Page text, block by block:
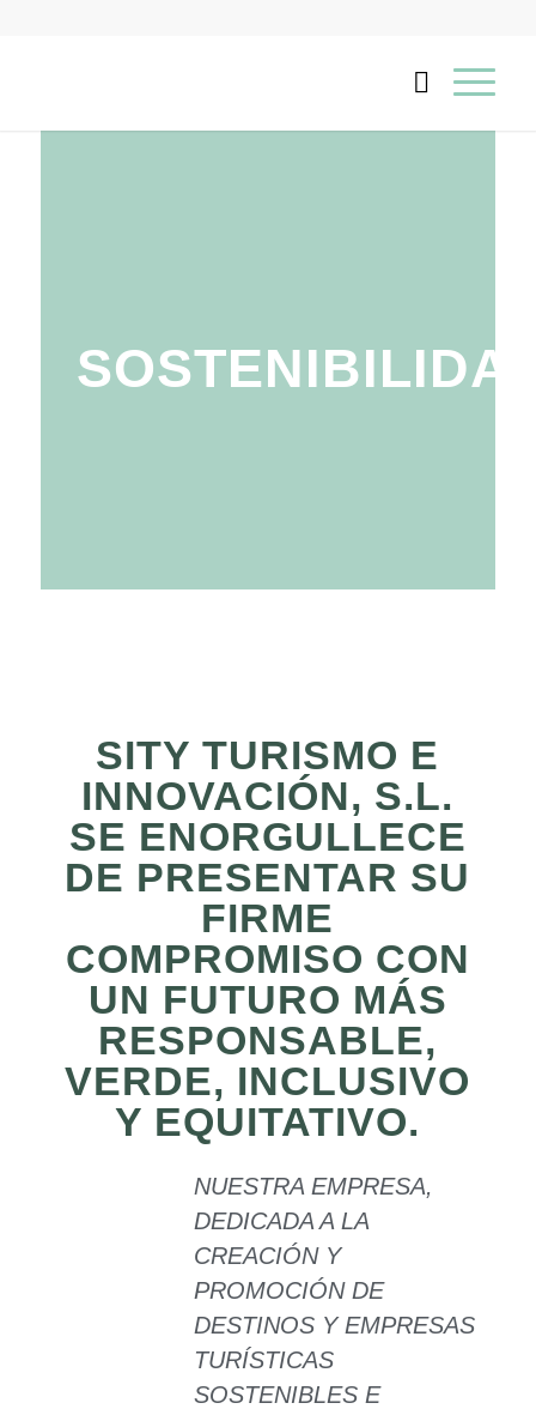
SITY TURISMO E
INNOVACIÓN, S.L.
SE ENORGULLECE
DE PRESENTAR SU
FIRME
COMPROMISO CON
UN FUTURO MÁS
RESPONSABLE,
VERDE, INCLUSIVO
Y EQUITATIVO.
NUESTRA EMPRESA,
DEDICADA A LA
CREACIÓN Y
PROMOCIÓN DE
DESTINOS Y EMPRESAS
TURÍSTICAS
SOSTENIBLES E